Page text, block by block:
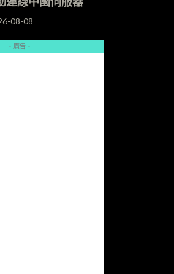
08-08
- 廣告 -